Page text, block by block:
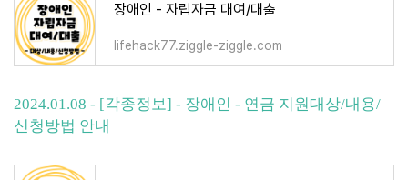
장애인 - 자립자금 대여/대출
lifehack77.ziggle-ziggle.com
2024.01.08 - [각종정보] - 장애인 - 연금 지원대상/내용/
신청방법 안내